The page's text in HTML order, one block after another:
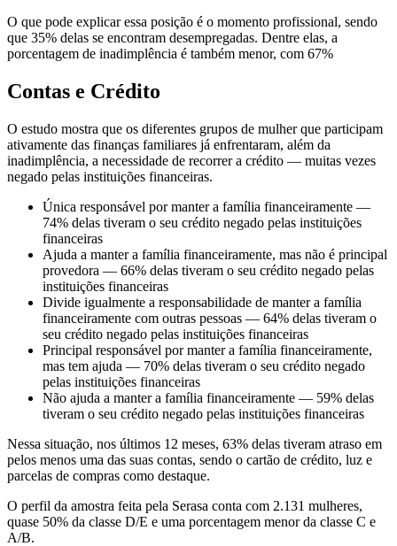
O que pode explicar essa posição é o momento profissional, sendo
que 35% delas se encontram desempregadas. Dentre elas, a
porcentagem de inadimplência é também menor, com 67%
Contas e Crédito
O estudo mostra que os diferentes grupos de mulher que participam
ativamente das finanças familiares já enfrentaram, além da
inadimplência, a necessidade de recorrer a crédito — muitas vezes
negado pelas instituições financeiras.
Única responsável por manter a família financeiramente —
74% delas tiveram o seu crédito negado pelas instituições
financeiras
Ajuda a manter a família financeiramente, mas não é principal
provedora — 66% delas tiveram o seu crédito negado pelas
instituições financeiras
Divide igualmente a responsabilidade de manter a família
financeiramente com outras pessoas — 64% delas tiveram o
seu crédito negado pelas instituições financeiras
Principal responsável por manter a família financeiramente,
mas tem ajuda — 70% delas tiveram o seu crédito negado
pelas instituições financeiras
Não ajuda a manter a família financeiramente — 59% delas
tiveram o seu crédito negado pelas instituições financeiras
Nessa situação, nos últimos 12 meses, 63% delas tiveram atraso em
pelos menos uma das suas contas, sendo o cartão de crédito, luz e
parcelas de compras como destaque.
O perfil da amostra feita pela Serasa conta com 2.131 mulheres,
quase 50% da classe D/E e uma porcentagem menor da classe C e
A/B.